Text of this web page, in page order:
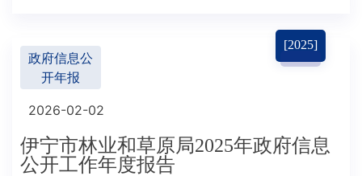
[2025]
政府信息公
开年报
2026-02-02
伊宁市林业和草原局2025年政府信息
公开工作年度报告